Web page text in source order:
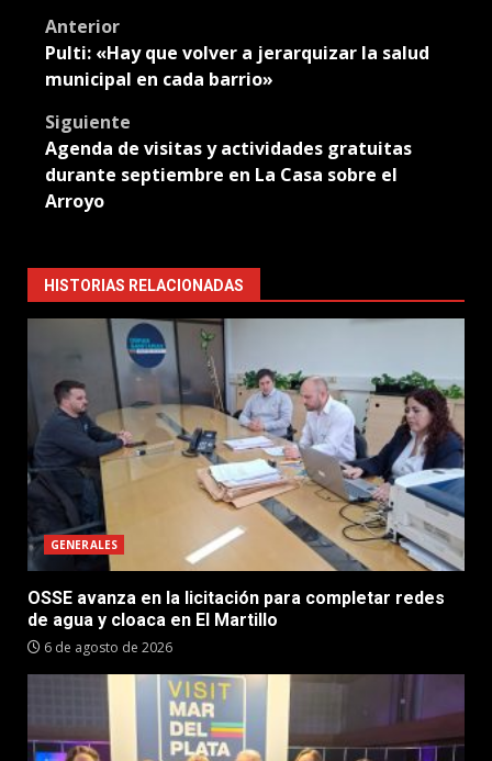
Post
navigation
Anterior
Pulti: «Hay que volver a jerarquizar la salud
municipal en cada barrio»
Siguiente
Agenda de visitas y actividades gratuitas
durante septiembre en La Casa sobre el
Arroyo
HISTORIAS RELACIONADAS
GENERALES
OSSE avanza en la licitación para completar redes
de agua y cloaca en El Martillo
6 de agosto de 2026